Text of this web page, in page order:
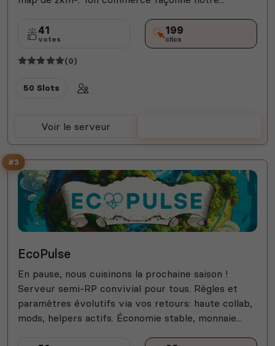
41
votes
199
clics
(0)
50 Slots
Voir le serveur
#3
EcoPulse
En pause, nous cuisinons la prochaine saison !
Serveur semi-RP convivial pour tous. Règles et
paramètres évolutifs via vos retours: haute collab,
mods, helpers actifs. Économie stable, monnaie...